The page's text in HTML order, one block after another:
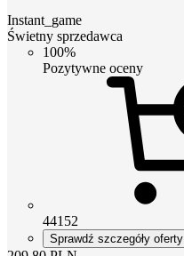
Instant_game
Świetny sprzedawca
100%
Pozytywne oceny
44152
Sprawdź szczegóły oferty